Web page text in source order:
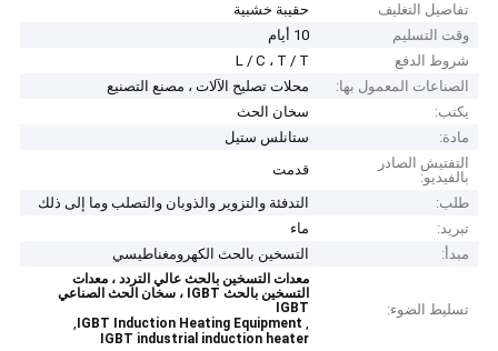
تفاصيل التغليف
حقيبة خشبية
وقت التسليم
10 أيام
شروط الدفع
L / C ، T / T
الصناعات المعمول بها:
محلات تصليح الآلات ، مصنع التصنيع
يكتب:
سخان الحث
مادة:
ستانلس ستيل
التفتيش الصادر
بالفيديو:
قدمت
طلب:
التدفئة والتزوير والذوبان والتصلب وما إلى ذلك
تبريد:
ماء
مبدأ:
التسخين بالحث الكهرومغناطيسي
تسليط الضوء:
معدات التسخين بالحث عالي التردد ، معدات
التسخين بالحث IGBT ، سخان الحث الصناعي
IGBT
,
IGBT Induction Heating Equipment
,
IGBT industrial induction heater